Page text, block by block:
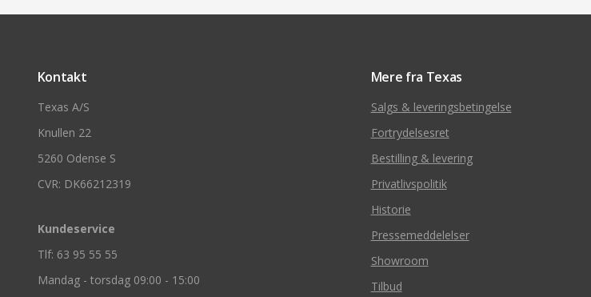
Kontakt
Texas A/S
Knullen 22
5260 Odense S
CVR: DK66212319
Kundeservice
Tlf: 63 95 55 55
Mandag - torsdag 09:00 - 15:00
Mere fra Texas
Salgs & leveringsbetingelse
Fortrydelsesret
Bestilling & levering
Privatlivspolitik
Historie
Pressemeddelelser
Showroom
Tilbud